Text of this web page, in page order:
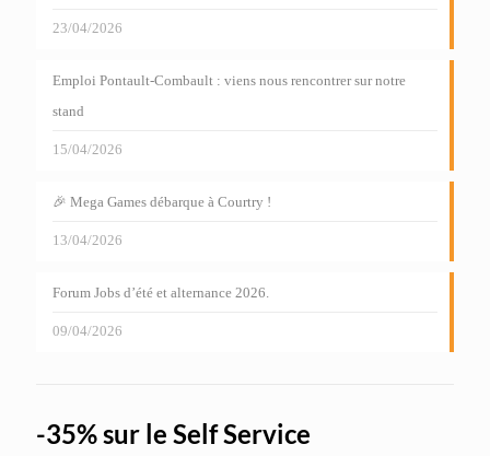
23/04/2026
Emploi Pontault-Combault : viens nous rencontrer sur notre
stand
15/04/2026
🎉 Mega Games débarque à Courtry !
13/04/2026
Forum Jobs d’été et alternance 2026.
09/04/2026
-35% sur le Self Service